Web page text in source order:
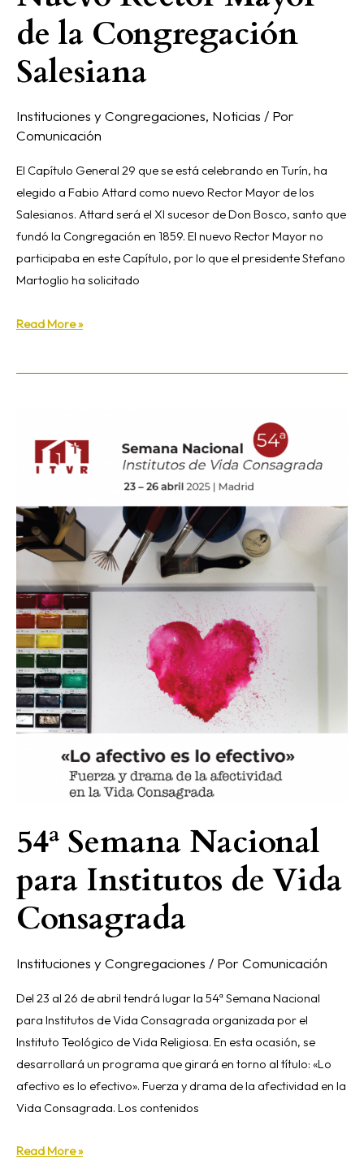
de la Congregación
Salesiana
Instituciones y Congregaciones, Noticias / Por
Comunicación
El Capítulo General 29 que se está celebrando en Turín, ha
elegido a Fabio Attard como nuevo Rector Mayor de los
Salesianos. Attard será el XI sucesor de Don Bosco, santo que
fundó la Congregación en 1859. El nuevo Rector Mayor no
participaba en este Capítulo, por lo que el presidente Stefano
Martoglio ha solicitado
Read More »
54ª Semana Nacional
para Institutos de Vida
Consagrada
Instituciones y Congregaciones / Por Comunicación
Del 23 al 26 de abril tendrá lugar la 54ª Semana Nacional
para Institutos de Vida Consagrada organizada por el
Instituto Teológico de Vida Religiosa. En esta ocasión, se
desarrollará un programa que girará en torno al título: «Lo
afectivo es lo efectivo». Fuerza y drama de la afectividad en la
Vida Consagrada. Los contenidos
Semana
Nacional
Institutos
de
Vida
Read More »